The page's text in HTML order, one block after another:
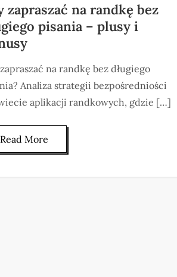
zapraszać na randkę bez
pisania – plusy i
na randkę bez długiego
Analiza strategii bezpośredniości
aplikacji randkowych, gdzie […]
Read More